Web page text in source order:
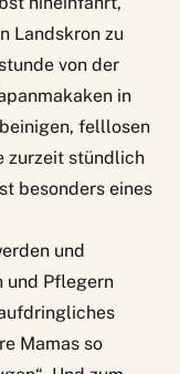
Landskron zu
von der
in
felllosen
zurzeit stündlich
besonders eines
und
und Pflegern
Mamas so